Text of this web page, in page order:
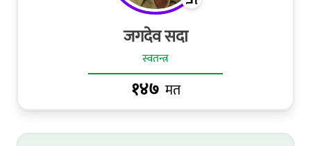
जगदेव सदा
स्वतन्त्र
१४७ मत